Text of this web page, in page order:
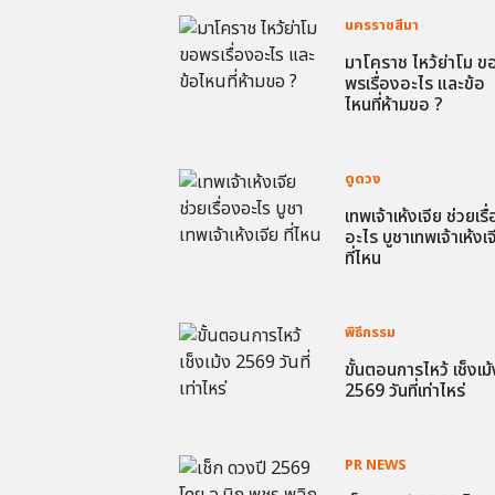
นครราชสีมา
มาโคราช ไหว้ย่าโม ข
พรเรื่องอะไร และข้อ
ไหนที่ห้ามขอ ?
ดูดวง
เทพเจ้าเห้งเจีย ช่วยเ
อะไร บูชาเทพเจ้าเห้งเ
ที่ไหน
พิธีกรรม
ขั้นตอนการไหว้ เช็งเ
2569 วันที่เท่าไหร่
PR NEWS